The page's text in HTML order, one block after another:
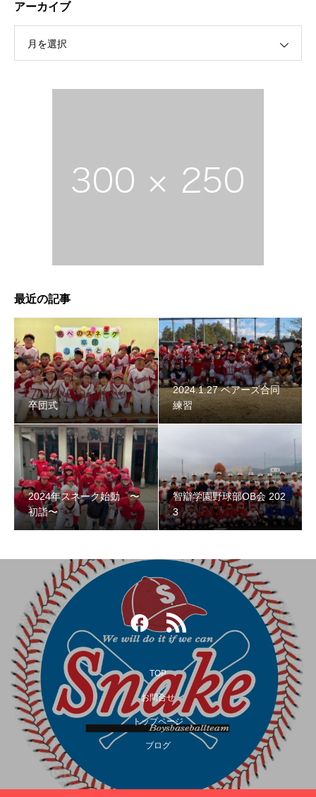
2024.1.27 ベアーズ合同練習
智辯学園野球部OB会 2023
第３回阿倍野スネークOB野球大会
アーカイブ
月を選択
最近の記事
卒団式
2024.1.27 ベアーズ合同
練習
2024年スネーク始動 〜
初詣〜
智辯学園野球部OB会 202
3
TOP
お問合せ
トップページ
ブログ